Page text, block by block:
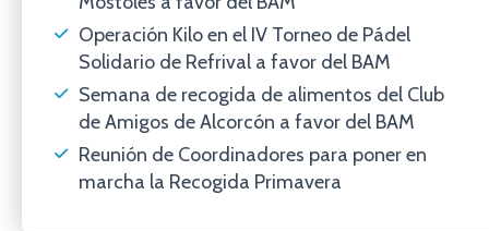
Operación Kilo en el IV Torneo de Pádel
Solidario de Refrival a favor del BAM
Semana de recogida de alimentos del Club
de Amigos de Alcorcón a favor del BAM
Reunión de Coordinadores para poner en
marcha la Recogida Primavera